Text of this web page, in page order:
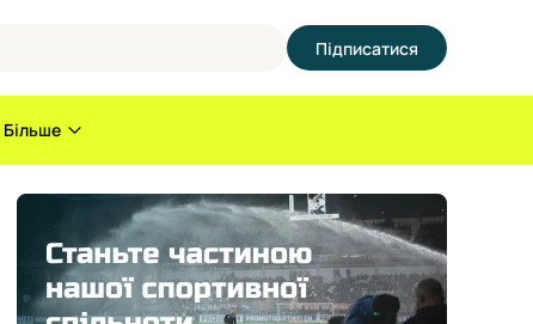
Підписатися
Більше